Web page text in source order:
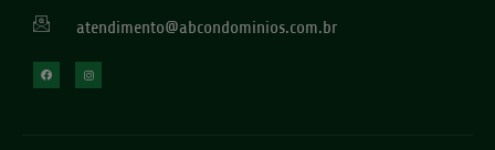
atendimento@abcondominios.com.br